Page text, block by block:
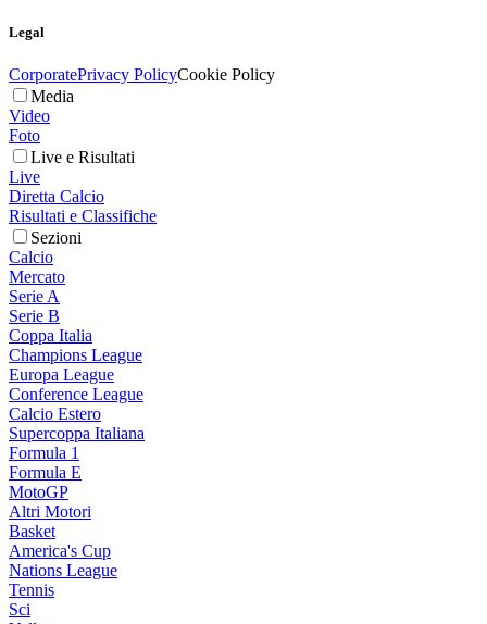
Legal
CorporatePrivacy PolicyCookie Policy
Media
Video
Foto
Live e Risultati
Live
Diretta Calcio
Risultati e Classifiche
Sezioni
Calcio
Mercato
Serie A
Serie B
Coppa Italia
Champions League
Europa League
Conference League
Calcio Estero
Supercoppa Italiana
Formula 1
Formula E
MotoGP
Altri Motori
Basket
America's Cup
Nations League
Tennis
Sci